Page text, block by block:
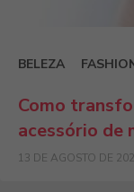
BELEZA
Como
acessório de
13 DE AGOSTO DE